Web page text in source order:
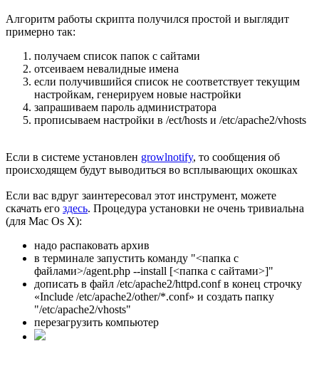
Алгоритм работы скрипта получился простой и выглядит
примерно так:
получаем список папок с сайтами
отсеиваем невалидные имена
если получившийся список не соответствует текущим
настройкам, генерируем новые настройки
запрашиваем пароль администратора
прописываем настройки в /ect/hosts и /etc/apache2/vhosts
Если в системе установлен growlnotify, то сообщения об
происходящем будут выводиться во всплывающих окошках
Если вас вдруг заинтересовал этот инструмент, можете
скачать его здесь. Процедура установки не очень тривиальна
(для Mac Os X):
надо распаковать архив
в терминале запустить команду "<папка с
файлами>/agent.php --install [<папка с сайтами>]"
дописать в файл /etc/apache2/httpd.conf в конец строчку
«Include /etc/apache2/other/*.conf» и создать папку
"/etc/apache2/vhosts"
перезагрузить компьютер